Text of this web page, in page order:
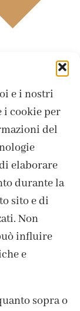
e i nostri
i cookie per
del
elaborare
durante la
sito e di
Non
influire
e
sopra o
Stoffa Soft
3,65€